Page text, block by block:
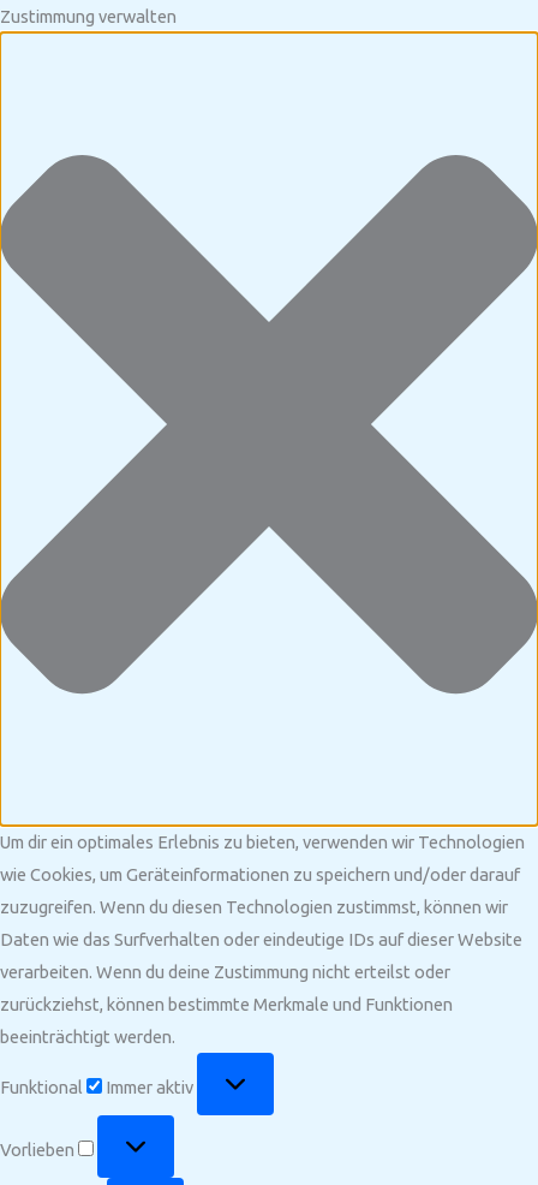
Zustimmung verwalten
Um dir ein optimales Erlebnis zu bieten, verwenden wir Technologien
wie Cookies, um Geräteinformationen zu speichern und/oder darauf
zuzugreifen. Wenn du diesen Technologien zustimmst, können wir
Daten wie das Surfverhalten oder eindeutige IDs auf dieser Website
verarbeiten. Wenn du deine Zustimmung nicht erteilst oder
zurückziehst, können bestimmte Merkmale und Funktionen
beeinträchtigt werden.
Funktional
Immer aktiv
Vorlieben